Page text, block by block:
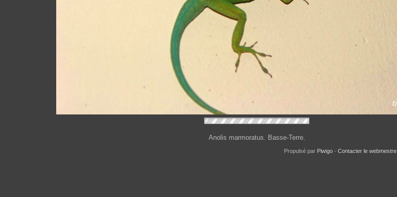
Anolis marmoratus. Basse-Terre.
Propulsé par Piwigo - Contacter le webmestre